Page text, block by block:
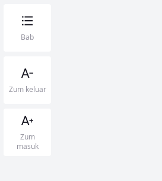
Bab
Zum keluar
Zum
masuk